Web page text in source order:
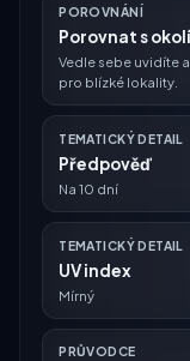
POROVNÁNÍ
Porovnat s
Vedle sebe uvidíte
pro blízké lokality.
TEMATICKÝ DETAIL
Předpověď
Na 10 dní
TEMATICKÝ DETAIL
UV index
Mírný
PRŮVODCE